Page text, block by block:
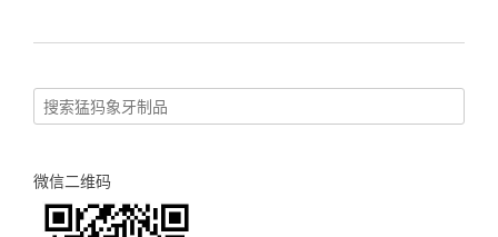
导
微信二维码